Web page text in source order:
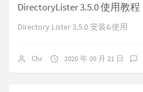
DirectoryLister 3.5.0 使用教程
Directory Lister 3.5.0 安装&使用
Chr 2020 年 09 月 21 日